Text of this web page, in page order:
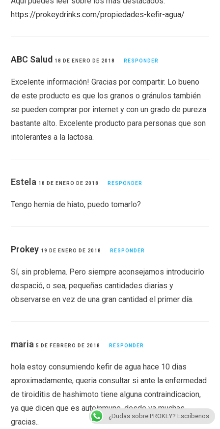
https://prokeydrinks.com/propiedades-kefir-agua/
ABC Salud 18 DE ENERO DE 2018 RESPONDER
Excelente información! Gracias por compartir. Lo bueno
de este producto es que los granos o gránulos también
se pueden comprar por internet y con un grado de pureza
bastante alto. Excelente producto para personas que son
intolerantes a la lactosa.
Estela 18 DE ENERO DE 2018 RESPONDER
Tengo hernia de hiato, puedo tomarlo?
Prokey 19 DE ENERO DE 2018 RESPONDER
Sí, sin problema. Pero siempre aconsejamos introducirlo
despació, o sea, pequeñas cantidades diarias y
observarse en vez de una gran cantidad el primer día.
maria5 DE FEBRERO DE 2018 RESPONDER
hola estoy consumiendo kefir de agua hace 10 dias
aproximadamente, queria consultar si ante la enfermedad
de tiroiditis de hashimoto tiene alguna contraindicacion,
ya que dicen que es autoinmune. desde ya muchas
gracias..
¿Dudas sobre PROKEY? Escríbenos